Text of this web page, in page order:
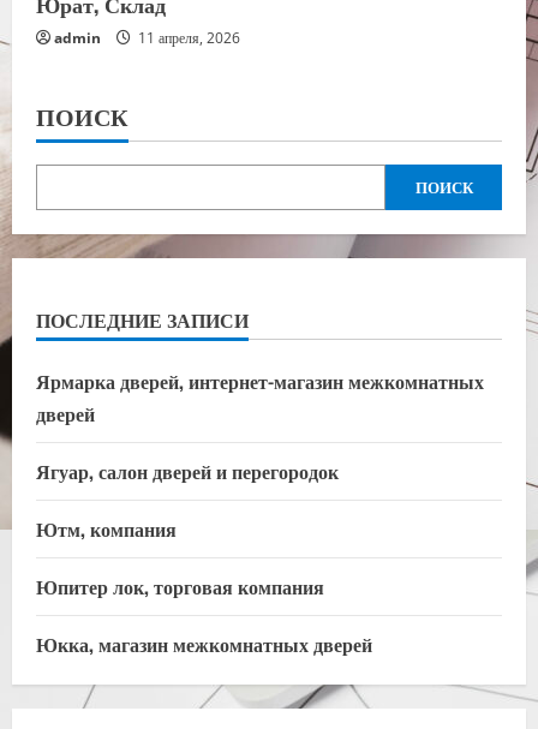
admin 11 апреля, 2026
ПОИСК
ПОИСК
ПОСЛЕДНИЕ ЗАПИСИ
Ярмарка дверей, интернет-магазин межкомнатных
дверей
Ягуар, салон дверей и перегородок
Ютм, компания
Юпитер лок, торговая компания
Юкка, магазин межкомнатных дверей